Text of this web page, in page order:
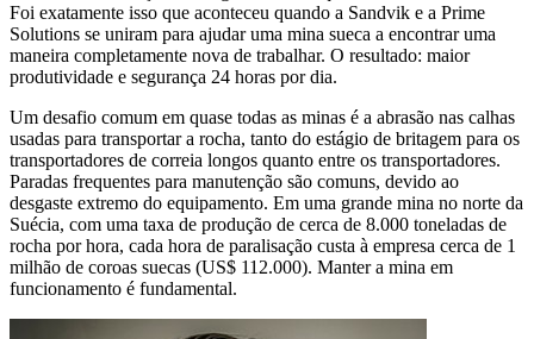
Foi exatamente isso que aconteceu quando a Sandvik e a Prime
Solutions se uniram para ajudar uma mina sueca a encontrar uma
maneira completamente nova de trabalhar. O resultado: maior
produtividade e segurança 24 horas por dia.
Um desafio comum em quase todas as minas é a abrasão nas calhas
usadas para transportar a rocha, tanto do estágio de britagem para os
transportadores de correia longos quanto entre os transportadores.
Paradas frequentes para manutenção são comuns, devido ao
desgaste extremo do equipamento. Em uma grande mina no norte da
Suécia, com uma taxa de produção de cerca de 8.000 toneladas de
rocha por hora, cada hora de paralisação custa à empresa cerca de 1
milhão de coroas suecas (US$ 112.000). Manter a mina em
funcionamento é fundamental.